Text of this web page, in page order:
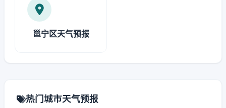
邕宁区天气预报
热门城市天气预报